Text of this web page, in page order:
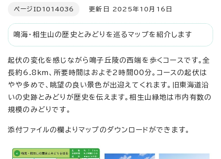
ページID 1014036 更新日 2025年10月16日
鳴海・相生山の歴史とみどりを巡るマップを紹介します
起伏の変化を感じながら鳴子丘陵の西端を歩くコースです。全
長約6.8km、所要時間はおよそ2時間00分。コースの起伏は
やや多めで、眺望の良い景色が出迎えてくれます。旧東海道沿
いの史跡とみどりが歴史を伝えます。相生山緑地は市内有数の
規模のみどりです。
添付ファイルの欄よりマップのダウンロードができます。